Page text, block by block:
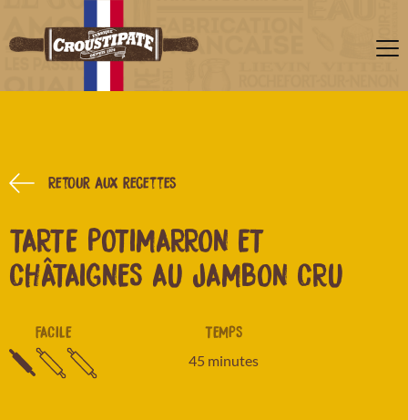
Retour aux recettes
TARTE POTIMARRON ET
CHÂTAIGNES AU JAMBON CRU
FACILE TEMPS
45 minutes